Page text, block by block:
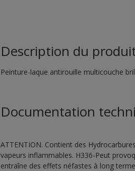
Description du
Peinture-laque antirouille multicouche
Documentation
ATTENTION. Contient des
vapeurs inflammables. H336-Peut
entraîne des effets néfastes à long